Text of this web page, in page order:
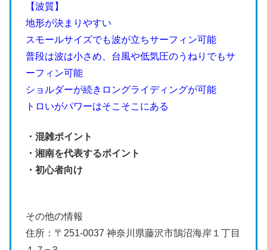
【波質】
地形が決まりやすい
スモールサイズでも波が立ちサーフィン可能
普段は波は小さめ、台風や低気圧のうねりでもサ
ーフィン可能
ショルダーが続きロングライディングが可能
トロいがパワーはそこそこにある
・混雑ポイント
・湘南を代表するポイント
・初心者向け
その他の情報
住所：〒251-0037 神奈川県藤沢市鵠沼海岸１丁目